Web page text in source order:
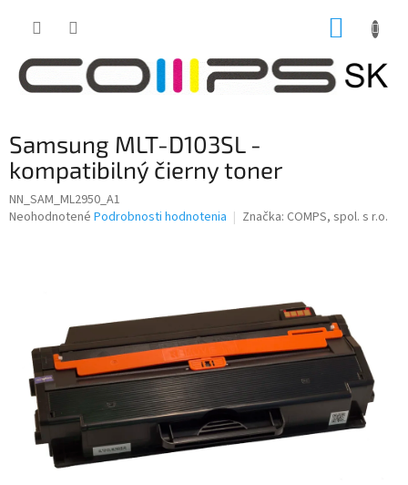
Samsung MLT-D103SL -
kompatibilný čierny toner
NN_SAM_ML2950_A1
Priemerné
hviezdičiek.
Neohodnotené Podrobnosti hodnotenia Značka: COMPS, spol. s r.o.